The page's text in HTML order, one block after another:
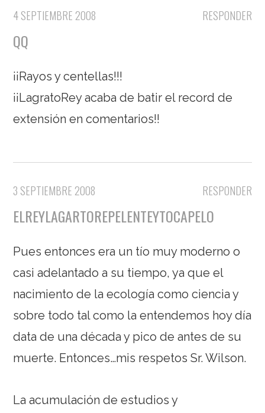
RESPONDER
4 SEPTIEMBRE 2008
QQ
¡¡Rayos y centellas!!!
¡¡LagratoRey acaba de batir el record de
extensión en comentarios!!
RESPONDER
3 SEPTIEMBRE 2008
ELREYLAGARTOREPELENTEYTOCAPELO
Pues entonces era un tío muy moderno o
casi adelantado a su tiempo, ya que el
nacimiento de la ecología como ciencia y
sobre todo tal como la entendemos hoy día
data de una década y pico de antes de su
muerte. Entonces…mis respetos Sr. Wilson.
La acumulación de estudios y